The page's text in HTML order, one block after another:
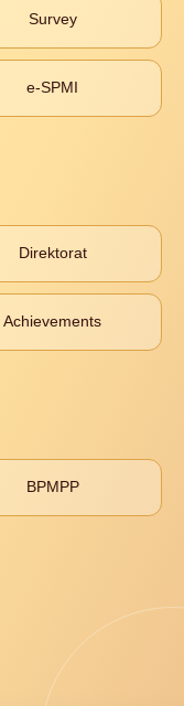
Survey
e-SPMI
Direktorat
Achievements
BPMPP